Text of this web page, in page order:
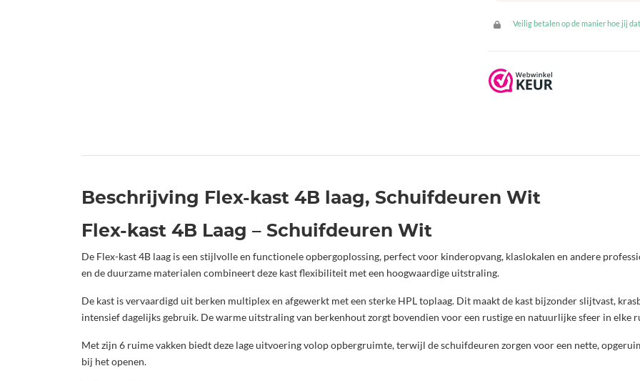
Veilig betalen op de manier hoe jij
Beschrijving Flex-kast 4B laag, Schuifdeuren Wit
Flex-kast 4B Laag – Schuifdeuren Wit
De Flex-kast 4B laag is een stijlvolle en functionele opbergoplossing, perfect voor kinderopvang, klaslokalen en andere
en de duurzame materialen combineert deze kast flexibiliteit met een hoogwaardige uitstraling.
De kast is vervaardigd uit berken multiplex en afgewerkt met een sterke HPL toplaag. Dit maakt de kast bijzonder slijtvast,
intensief dagelijks gebruik. De warme uitstraling van berkenhout zorgt bovendien voor een rustige en natuurlijke sfeer in elke
Met zijn 6 ruime vakken biedt deze lage uitvoering volop opbergruimte, terwijl de schuifdeuren zorgen voor een nette,
bij het openen.